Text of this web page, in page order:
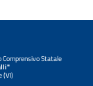
Statale
(VI)